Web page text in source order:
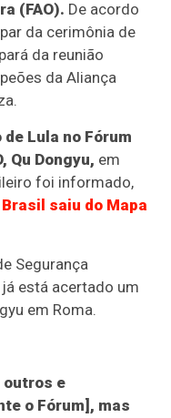
(FAO). De acordo
da cerimônia de
da reunião
da Aliança
Lula no Fórum
Qu Dongyu, em
foi informado,
Brasil saiu do Mapa
Segurança
está acertado um
em Roma.
outros e
o Fórum], mas